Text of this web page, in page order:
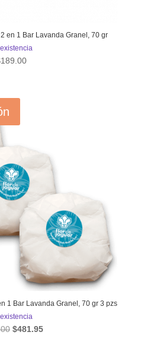
en 1 Bar Lavanda Granel, 70 gr
189.00
1 Bar Lavanda Granel, 70 gr 3 pzs
El
$481.95El